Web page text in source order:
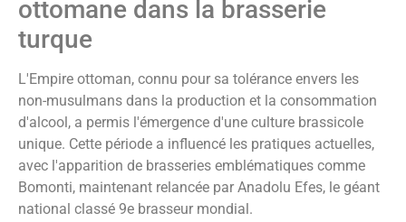
ottomane dans la brasserie
turque
L'Empire ottoman, connu pour sa tolérance envers les
non-musulmans dans la production et la consommation
d'alcool, a permis l'émergence d'une culture brassicole
unique. Cette période a influencé les pratiques actuelles,
avec l'apparition de brasseries emblématiques comme
Bomonti, maintenant relancée par Anadolu Efes, le géant
national classé 9e brasseur mondial.